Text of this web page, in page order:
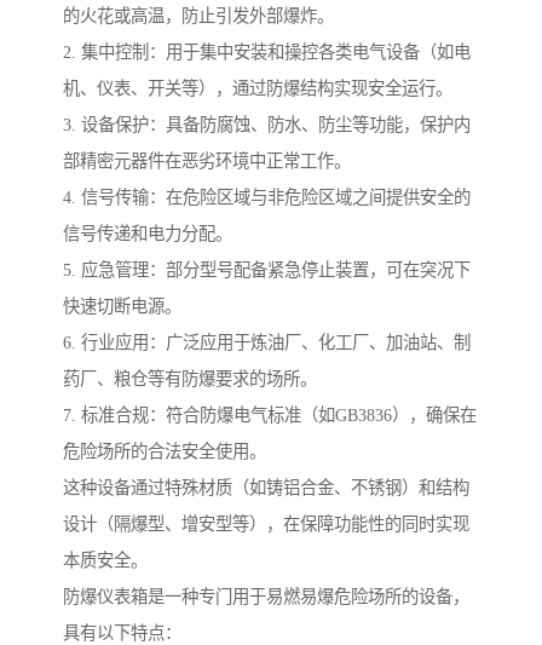
的火花或高温，防止引发外部爆炸。
2. 集中控制：用于集中安装和操控各类电气设备（如电
机、仪表、开关等），通过防爆结构实现安全运行。
3. 设备保护：具备防腐蚀、防水、防尘等功能，保护内
部精密元器件在恶劣环境中正常工作。
4. 信号传输：在危险区域与非危险区域之间提供安全的
信号传递和电力分配。
5. 应急管理：部分型号配备紧急停止装置，可在突况下
快速切断电源。
6. 行业应用：广泛应用于炼油厂、化工厂、加油站、制
药厂、粮仓等有防爆要求的场所。
7. 标准合规：符合防爆电气标准（如GB3836），确保在
危险场所的合法安全使用。
这种设备通过特殊材质（如铸铝合金、不锈钢）和结构
设计（隔爆型、增安型等），在保障功能性的同时实现
本质安全。
防爆仪表箱是一种专门用于易燃易爆危险场所的设备，
具有以下特点：